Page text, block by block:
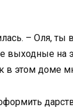
– Оля, ты
выходные на
в этом доме